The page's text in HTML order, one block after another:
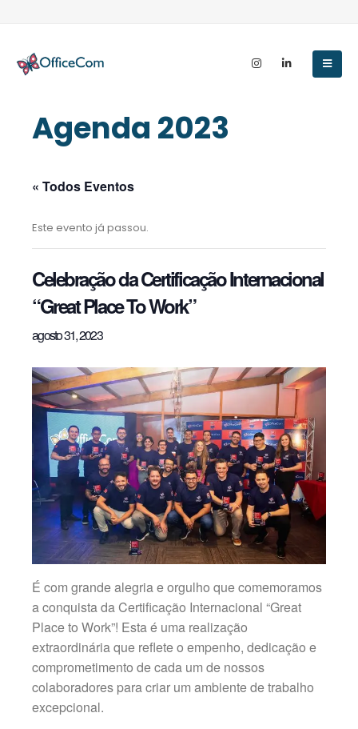
Agenda 2023
« Todos Eventos
Este evento já passou.
Celebração da Certificação Internacional
“Great Place To Work”
agosto 31, 2023
É com grande alegria e orgulho que comemoramos
a conquista da Certificação Internacional “Great
Place to Work”! Esta é uma realização
extraordinária que reflete o empenho, dedicação e
comprometimento de cada um de nossos
colaboradores para criar um ambiente de trabalho
excepcional.